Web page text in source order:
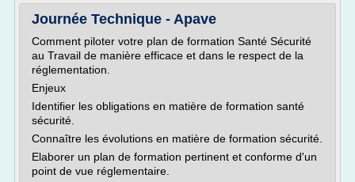
Journée Technique - Apave
Comment piloter votre plan de formation Santé Sécurité
au Travail de manière efficace et dans le respect de la
réglementation.
Enjeux
Identifier les obligations en matière de formation santé
sécurité.
Connaître les évolutions en matière de formation sécurité.
Elaborer un plan de formation pertinent et conforme d'un
point de vue réglementaire.